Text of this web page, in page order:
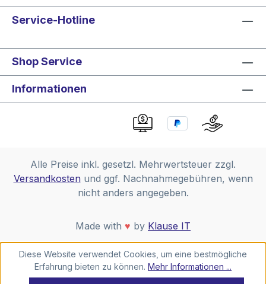
Service-Hotline
Shop Service
Informationen
Alle Preise inkl. gesetzl. Mehrwertsteuer zzgl.
Versandkostenund ggf. Nachnahmegebühren, wenn
nicht anders angegeben.
Made with ♥ by Klause IT
Diese Website verwendet Cookies, um eine bestmögliche
Erfahrung bieten zu können. Mehr Informationen ...